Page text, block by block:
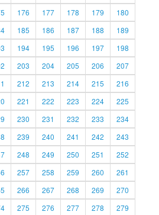
176 177 178 179
180
185 186 187 188
189
194 195 196 197
198
203 204 205 206
207
212 213 214 215
216
221 222 223 224
225
230 231 232 233
234
239 240 241 242
243
248 249 250 251
252
257 258 259 260
261
266 267 268 269
270
275 276 277 278
279